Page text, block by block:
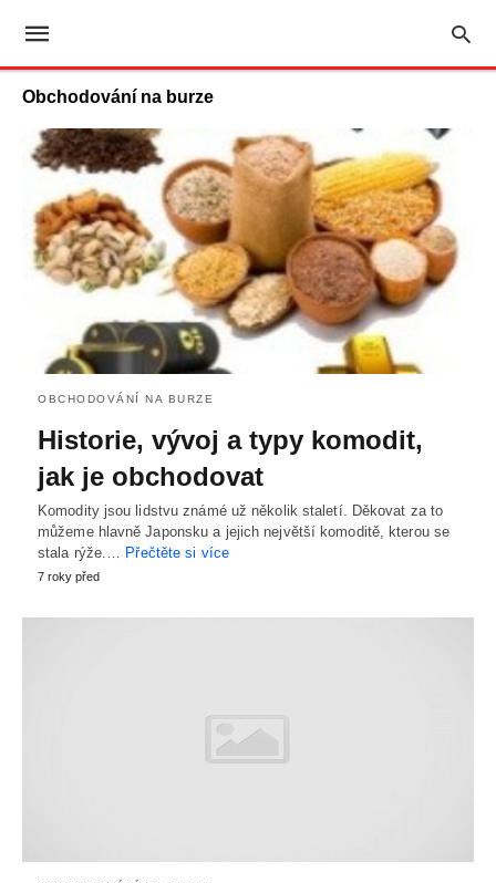
Obchodování na burze
OBCHODOVÁNÍ NA BURZE
Historie, vývoj a typy komodit,
jak je obchodovat
Komodity jsou lidstvu známé už několik staletí. Děkovat za to
můžeme hlavně Japonsku a jejich největší komoditě, kterou se
stala rýže.… Přečtěte si více
7 roky před